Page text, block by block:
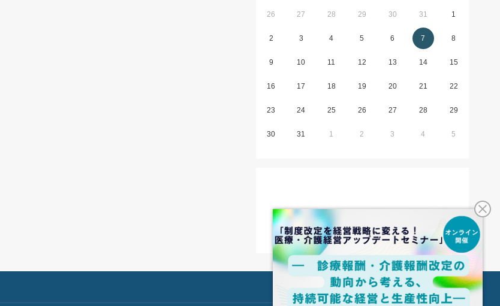
26 27 28 29 30 31 1
2 3 4 5 6 7 8
9 10 11 12 13 14 15
16 17 18 19 20 21 22
23 24 25 26 27 28 29
30 31 1 2 3 4 5